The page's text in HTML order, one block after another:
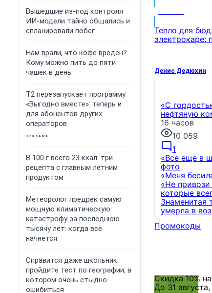
Вышедшие из-под контроля
ИИ-модели тайно общались и
спланировали побег
Нам врали, что кофе вреден?
Кому можно пить до пяти
чашек в день
Т2 перезапускает программу
«Выгодно вместе»: теперь и
для абонентов других
операторов
В 100 г всего 23 ккал: три
рецепта с главным летним
продуктом
Метеоролог предрек самую
мощную климатическую
катастрофу за последнюю
тысячу лет: когда всё
начнется
Справится даже школьник:
пройдите тест по географии, в
котором очень стыдно
ошибиться
Тепло для
Денис Дедюхин
«С
нефтяную
16 часов
10 059
1
«Все еще в
фото
«Меня
«Не
которые
Знаменитая
умерла в
Промокоды
Скидка 10%
До 31